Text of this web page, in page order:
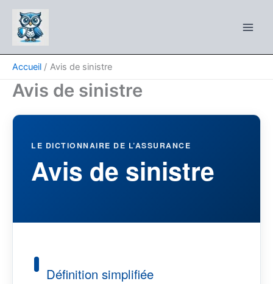
contenu
Accueil Avis de sinistre
Avis de sinistre
LE DICTIONNAIRE DE L’ASSURANCE
Avis de sinistre
Définition simplifiée